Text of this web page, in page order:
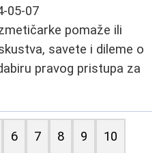
05-07
pomaže ili
savete i dileme o
pravog pristupa za
6 7 8 9 10